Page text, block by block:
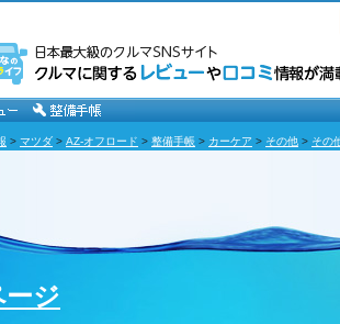
> マツダ > AZ-オフロード > 整備手帳 > カーケア > その他 > その
ジ